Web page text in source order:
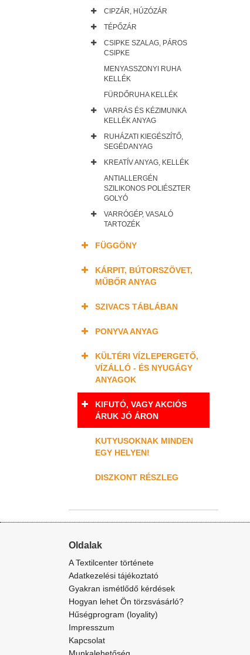
CIPZÁR, HÚZÓZÁR
TÉPŐZÁR
CSIPKE SZALAG, PÁROS
CSIPKE
MENYASSZONYI RUHA
KELLÉK
FÜRDŐRUHA KELLÉK
VARRÁS ÉS KÉZIMUNKA
KELLÉK ANYAG
RUHÁZATI KIEGÉSZÍTŐ,
SEGÉDANYAG
KREATÍV ANYAG, KELLÉK
ANTIALLERGÉN
SZILIKONOS POLIÉSZTER
GOLYÓ
VARRÓGÉP, VASALÓ
TARTOZÉK
FÜGGÖNY
KÁRPIT, BÚTORSZÖVET,
MŰBŐR ANYAG
SZIVACS TÁBLÁBAN
PONYVA ANYAG
KÜLTÉRI VÍZLEPERGETŐ,
VÍZÁLLÓ - ÉS NYUGÁGY
ANYAGOK
KIFUTÓ, VAGY AKCIÓS
ÁRUK JÓ ÁRON
KUTYUSOKNAK MINDEN
EGY HELYEN!
DISZKONT RÉSZLEG
Oldalak
A Textilcenter története
Adatkezelési tájékoztató
Gyakran ismétlődő kérdések
Hogyan lehet Ön törzsvásárló?
Hűségprogram (loyality)
Impresszum
Kapcsolat